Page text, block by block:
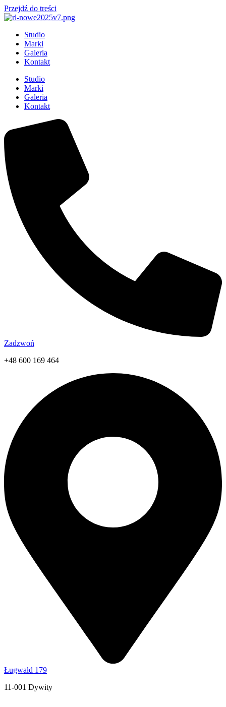
Przejdź do treści
Studio
Marki
Galeria
Kontakt
Studio
Marki
Galeria
Kontakt
Zadzwoń
+48 600 169 464
Ługwałd 179
11-001 Dywity